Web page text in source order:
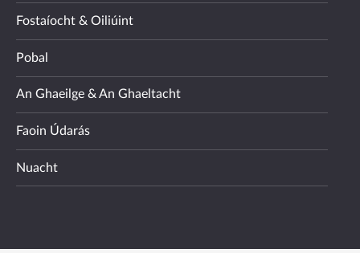
Fostaíocht & Oiliúint
Pobal
An Ghaeilge & An Ghaeltacht
Faoin Údarás
Nuacht